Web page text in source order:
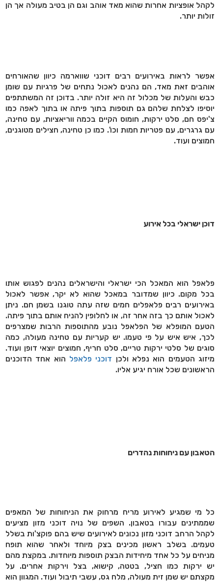
לקהל אופציות אחרות שהוא מאד אוהב וגם הן בטיב מעולה אך הן
זולות יותר.
אפשר לראות באירועים רבים דוכני שווארמה כיוון שהאורחים
אוהבים זאת מאד, הם נהנים לאכול נתחים של פרגיות עם שומן
כבש והעלות של מכלול זה היא זולה יותר. בדוכן זה המשתתפים
יוסיפו לצלחת שלהם גם תוספות בתוך פיתה או בתוך לאפה כמו
צ'יפס חם, סלט ירקות, חומוס הקיים בכמה ווריאציות, עם טחינה,
עם גרגרים, עם פטריות חמות וכו'. כמו כן טחינה, חצילים מטוגנים,
חמוצים ועוד.
דוכן ישראלי בכל אירוע
פלאפל הוא המאכל הכי ישראלי והישראלים נהנים לפגוש אותו
בכל מקום. כיוון שמדובר במאכל שהוא לא יקר, אפשר לאכול
באירועים רבים פלאפלים חמים שזה עתה טוגנו בשמן חם. ניתן
לאכול אותם כך בזה אחר זה, או לחלופין להניח אותם בתוך פיתה.
הטעם המופלא של הפלאפל נובע מהתוספות הרבות שמצרפים
לכך, איש איש על פי טעמו. יש קעריות עם טחינה מעולה, כמה
סוגים של סלטי ירקות טריים, סלט חריף, חמוצים יוצאי דופן ועוד.
מיזוג הטעמים הוא נפלא ולכןדוכני פלאפלהוא אחד הדוכנים
הראשונים שכל אורח יגיע אליו.
הטאבון עם ניחוחות נהדרים
כל מי שמגיע לאירוע מריח מרחוק את הניחוחות של המאפים
שממתינים עבורו בטאבון. השפים של נויה דוכני מזון מציעים
לקהל הרחב דוכני מזון נכונים לאירועים שיש בהם פוקצ'ות בשלל
טעמים. בשלב ראשון מכינים בצק מיוחד ולאחר שהוא תופח
מניחים על כל אחד מיחידות הבצק תוספות מיוחדות. במקצת מהם
יש ירקות כמו חציל, בטטה, קישוא, בצל וירקות אחרים. על
מקצתם יש שמן זית מעולה, מלח גס, עשבי תיבול ועוד. המגוון הוא